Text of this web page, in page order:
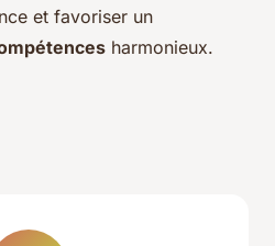
et favoriser un
harmonieux.